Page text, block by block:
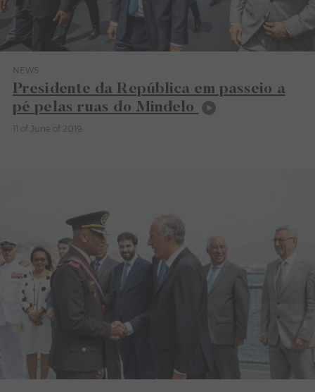
Category News
NEWS
Presidente da República em passeio a
pé pelas ruas do Mindelo
11 of June of 2019